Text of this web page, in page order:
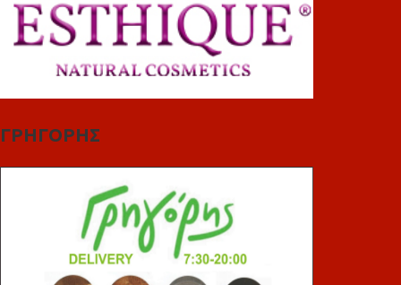
ΓΡΗΓΟΡΗΣ